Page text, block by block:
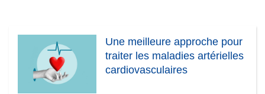
Une meilleure approche pour
traiter les maladies artérielles
cardiovasculaires